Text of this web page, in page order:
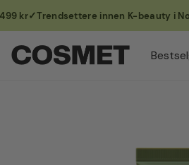
Trendsettere innen K-beauty i Norge